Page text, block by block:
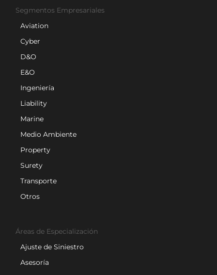
Segmentos Empresariales
Aviation
Cyber
D&O
E&O
Ingeniería
Liability
Marine
Medio Ambiente
Property
Surety
Transporte
Otros
Áreas de Especialización
Ajuste de Siniestro
Asesoría